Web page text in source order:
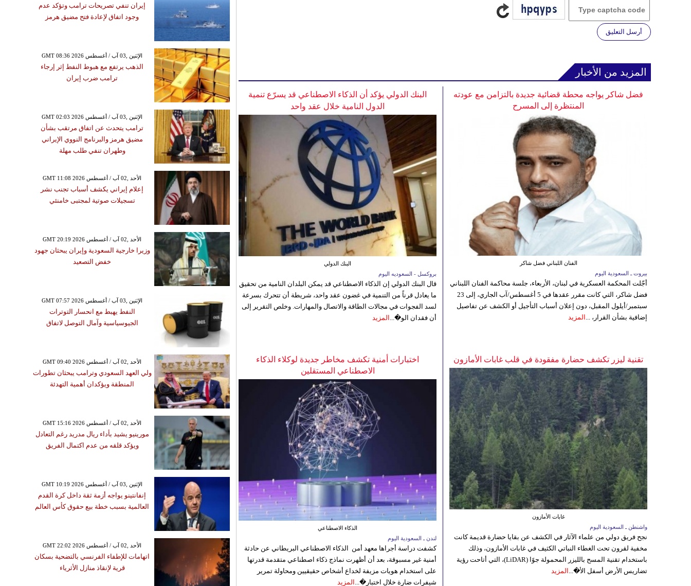
أرسل التعليق
المزيد من الأخبار
البنك الدولي يؤكد أن الذكاء الاصطناعي قد يسرّع تنمية
الدول النامية خلال عقد واحد
البنك الدولي
بروكسل - السعوديه اليوم
قال البنك الدولي إن الذكاء الاصطناعي قد يمكن البلدان النامية من تحقيق
ما يعادل قرناً من التنمية في غضون عقد واحد، شريطة أن تتحرك بسرعة
لسد الفجوات في مجالات الطاقة والاتصال والمهارات. وخلص التقرير إلى
أن فقدان الو�... المزيد
فضل شاكر يواجه محطة قضائية جديدة بالتزامن مع عودته
المنتظرة إلى المسرح
الفنان اللبناني فضل شاكر
بيروت ـ السعودية اليوم
أجّلت المحكمة العسكرية في لبنان، الأربعاء، جلسة محاكمة الفنان اللبناني
فضل شاكر، التي كانت مقرر عقدها في 5 أغسطس/آب الجاري، إلى 23
سبتمبر/أيلول المقبل، دون إعلان أسباب التأجيل أو الكشف عن تفاصيل
إضافية بشأن القرار، ... المزيد
اختبارات أمنية تكشف مخاطر جديدة لوكلاء الذكاء
الاصطناعي المستقلين
الذكاء الاصطناعي
لندن ـ السعودية اليوم
كشفت دراسة أجراها معهد أمن الذكاء الاصطناعي البريطاني عن حادثة
أمنية غير مسبوقة، بعد أن أظهرت نماذج ذكاء اصطناعي متقدمة قدرتها
على استخدام هويات مزيفة لخداع أشخاص حقيقيين ومحاولة تمرير
شيفرات ضارة خلال اختبار�... المزيد
تقنية ليزر تكشف حضارة مفقودة في قلب غابات الأمازون
غابات الأمازون
واشنطن ـ السعودية اليوم
نجح فريق دولي من علماء الآثار في الكشف عن بقايا حضارة قديمة كانت
مخفية لقرون تحت الغطاء النباتي الكثيف في غابات الأمازون، وذلك
باستخدام تقنية المسح بالليزر المحمولة جوًا (LiDAR)، التي أتاحت رؤية
تضاريس الأرض أسفل الأ�... المزيد
إيران تنفي تصريحات ترامب وتؤكد عدم
وجود اتفاق لإعادة فتح مضيق هرمز
GMT 08:36 2026 الإثنين ,03 آب / أغسطس
الذهب يرتفع مع هبوط النفط إثر إرجاء
ترامب ضرب إيران
GMT 02:03 2026 الإثنين ,03 آب / أغسطس
ترامب يتحدث عن اتفاق مرتقب بشأن
مضيق هرمز والبرنامج النووي الإيراني
وطهران تنفي طلب مهلة
GMT 11:08 2026 الأحد ,02 آب / أغسطس
إعلام إيراني يكشف أسباب تجنب نشر
تسجيلات صوتية لمجتبى خامنئي
GMT 20:19 2026 الأحد ,02 آب / أغسطس
وزيرا خارجية السعودية وإيران يبحثان جهود
خفض التصعيد
GMT 07:57 2026 الإثنين ,03 آب / أغسطس
النفط يهبط مع انحسار التوترات
الجيوسياسية وآمال التوصل لاتفاق
GMT 09:40 2026 الأحد ,02 آب / أغسطس
ولي العهد السعودي وترامب يبحثان تطورات
المنطقة ويؤكدان أهمية التهدئة
GMT 15:16 2026 الأحد ,02 آب / أغسطس
مورينيو يشيد بأداء ريال مدريد رغم التعادل
ويؤكد قلقه من عدم اكتمال الفريق
GMT 10:19 2026 الإثنين ,03 آب / أغسطس
إنفانتينو يواجه أزمة ثقة داخل كرة القدم
العالمية بسبب خطة بيع حقوق كأس العالم
GMT 22:02 2026 الأحد ,02 آب / أغسطس
اتهامات للإطفاء الفرنسي بالتضحية بسكان
قرية لإنقاذ منازل الأثرياء